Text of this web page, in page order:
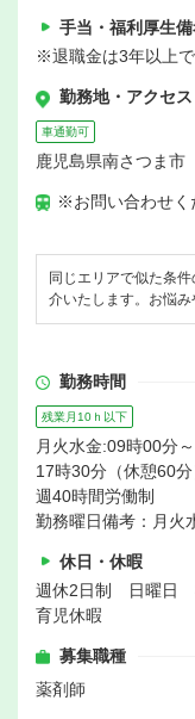
手当・福利厚生
※退職金は3年以上で
勤務地・アクセス
車通勤可
鹿児島県南さつま市
※お問い合わせく
同じエリアで似た条
介いたします。お悩
勤務時間
残業月10ｈ以下
月火水金:09時00分
17時30分（休憩60分
週40時間労働制
勤務曜日備考：月火
休日・休暇
週休2日制 日曜日
育児休暇
募集職種
薬剤師